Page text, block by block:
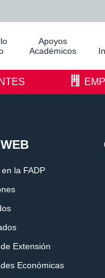
Apoyos
Académicos
la FADP
Extensión
Económicas